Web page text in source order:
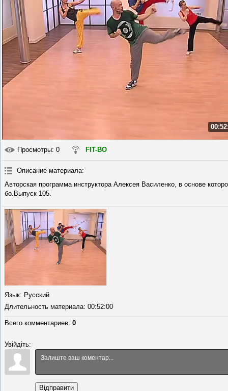
Просмотры: 0 FIT-BO
Описание материала:
Авторская программа инструктора Алексея Василенко, в основе
бо.Выпуск 105.
Язык: Русский
Длительность материала: 00:52:00
Всего комментариев: 0
Увійдіть:
Відправити